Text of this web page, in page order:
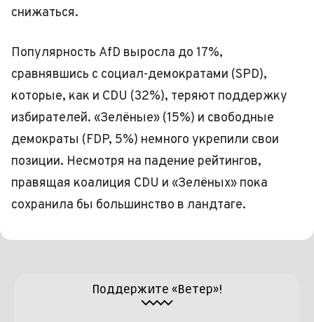
снижаться.
Популярность AfD выросла до 17%,
сравнявшись с социал-демократами (SPD),
которые, как и CDU (32%), теряют поддержку
избирателей. «Зелёные» (15%) и свободные
демократы (FDP, 5%) немного укрепили свои
позиции. Несмотря на падение рейтингов,
правящая коалиция CDU и «Зелёных» пока
сохранила бы большинство в ландтаге.
Поддержите «Ветер»!